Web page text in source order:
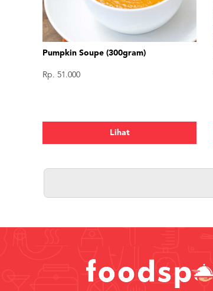
Pumpkin Soupe (300gram)
Rp. 51.000
Lihat